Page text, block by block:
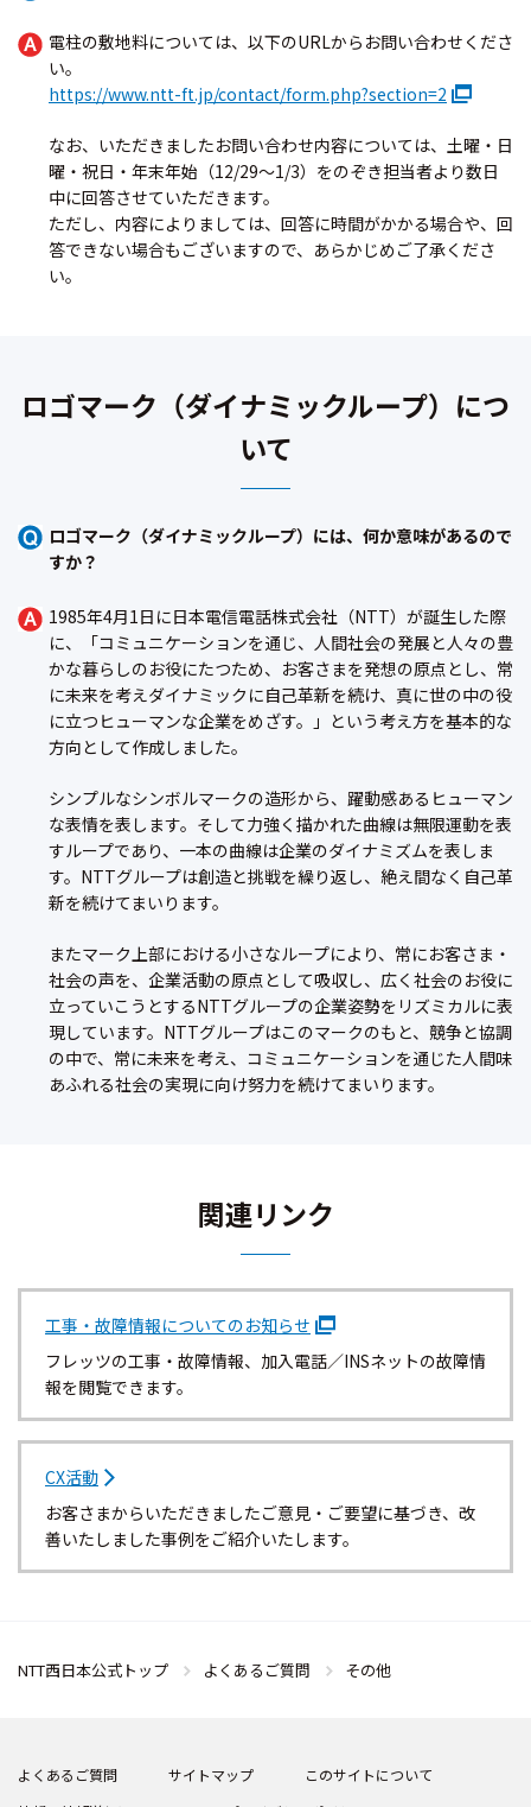
電柱の敷地料については、以下のURLからお問い合わせくださ
い。
https://www.ntt-ft.jp/contact/form.php?section=2
なお、いただきましたお問い合わせ内容については、土曜・日
曜・祝日・年末年始（12/29～1/3）をのぞき担当者より数日
中に回答させていただきます。
ただし、内容によりましては、回答に時間がかかる場合や、回
答できない場合もございますので、あらかじめご了承くださ
い。
ロゴマーク（ダイナミックループ）につ
いて
ロゴマーク（ダイナミックループ）には、何か意味があるので
すか？
1985年4月1日に日本電信電話株式会社（NTT）が誕生した際
に、「コミュニケーションを通じ、人間社会の発展と人々の豊
かな暮らしのお役にたつため、お客さまを発想の原点とし、常
に未来を考えダイナミックに自己革新を続け、真に世の中の役
に立つヒューマンな企業をめざす。」という考え方を基本的な
方向として作成しました。
シンプルなシンボルマークの造形から、躍動感あるヒューマン
な表情を表します。そして力強く描かれた曲線は無限運動を表
すループであり、一本の曲線は企業のダイナミズムを表しま
す。NTTグループは創造と挑戦を繰り返し、絶え間なく自己革
新を続けてまいります。
またマーク上部における小さなループにより、常にお客さま・
社会の声を、企業活動の原点として吸収し、広く社会のお役に
立っていこうとするNTTグループの企業姿勢をリズミカルに表
現しています。NTTグループはこのマークのもと、競争と協調
の中で、常に未来を考え、コミュニケーションを通じた人間味
あふれる社会の実現に向け努力を続けてまいります。
関連リンク
工事・故障情報についてのお知らせ
フレッツの工事・故障情報、加入電話／INSネットの故障情
報を閲覧できます。
CX活動
お客さまからいただきましたご意見・ご要望に基づき、改
善いたしました事例をご紹介いたします。
NTT西日本公式トップ よくあるご質問 その他
よくあるご質問 サイトマップ
このサイトについて